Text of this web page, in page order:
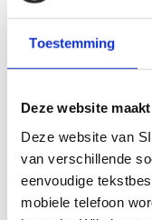
Toestemming
Deze website
Deze website van
van verschillende
eenvoudige
mobiele telefoon
Is het
licentie
Education
doorvoeren
Education?
Wanneer